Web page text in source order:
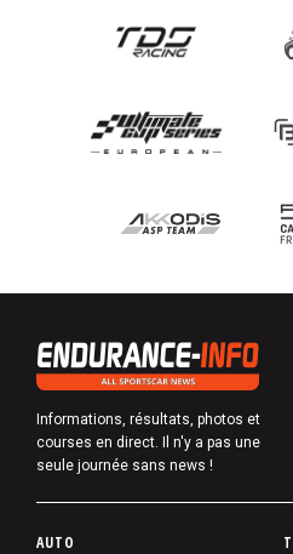
Informations, résultats, photos et
courses en direct. Il n'y a pas une
seule journée sans news !
P
AUTO